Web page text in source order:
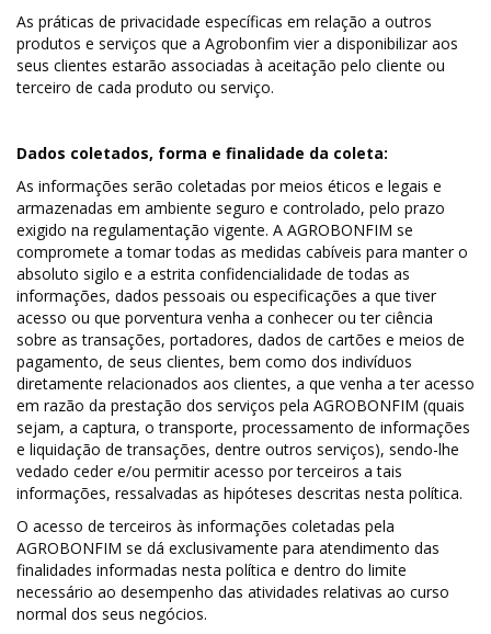
As práticas de privacidade específicas em relação a outros
produtos e serviços que a Agrobonfim vier a disponibilizar aos
seus clientes estarão associadas à aceitação pelo cliente ou
terceiro de cada produto ou serviço.
Dados coletados, forma e finalidade da coleta:
As informações serão coletadas por meios éticos e legais e
armazenadas em ambiente seguro e controlado, pelo prazo
exigido na regulamentação vigente. A AGROBONFIM se
compromete a tomar todas as medidas cabíveis para manter o
absoluto sigilo e a estrita confidencialidade de todas as
informações, dados pessoais ou especificações a que tiver
acesso ou que porventura venha a conhecer ou ter ciência
sobre as transações, portadores, dados de cartões e meios de
pagamento, de seus clientes, bem como dos indivíduos
diretamente relacionados aos clientes, a que venha a ter acesso
em razão da prestação dos serviços pela AGROBONFIM (quais
sejam, a captura, o transporte, processamento de informações
e liquidação de transações, dentre outros serviços), sendo-lhe
vedado ceder e/ou permitir acesso por terceiros a tais
informações, ressalvadas as hipóteses descritas nesta política.
O acesso de terceiros às informações coletadas pela
AGROBONFIM se dá exclusivamente para atendimento das
finalidades informadas nesta política e dentro do limite
necessário ao desempenho das atividades relativas ao curso
normal dos seus negócios.